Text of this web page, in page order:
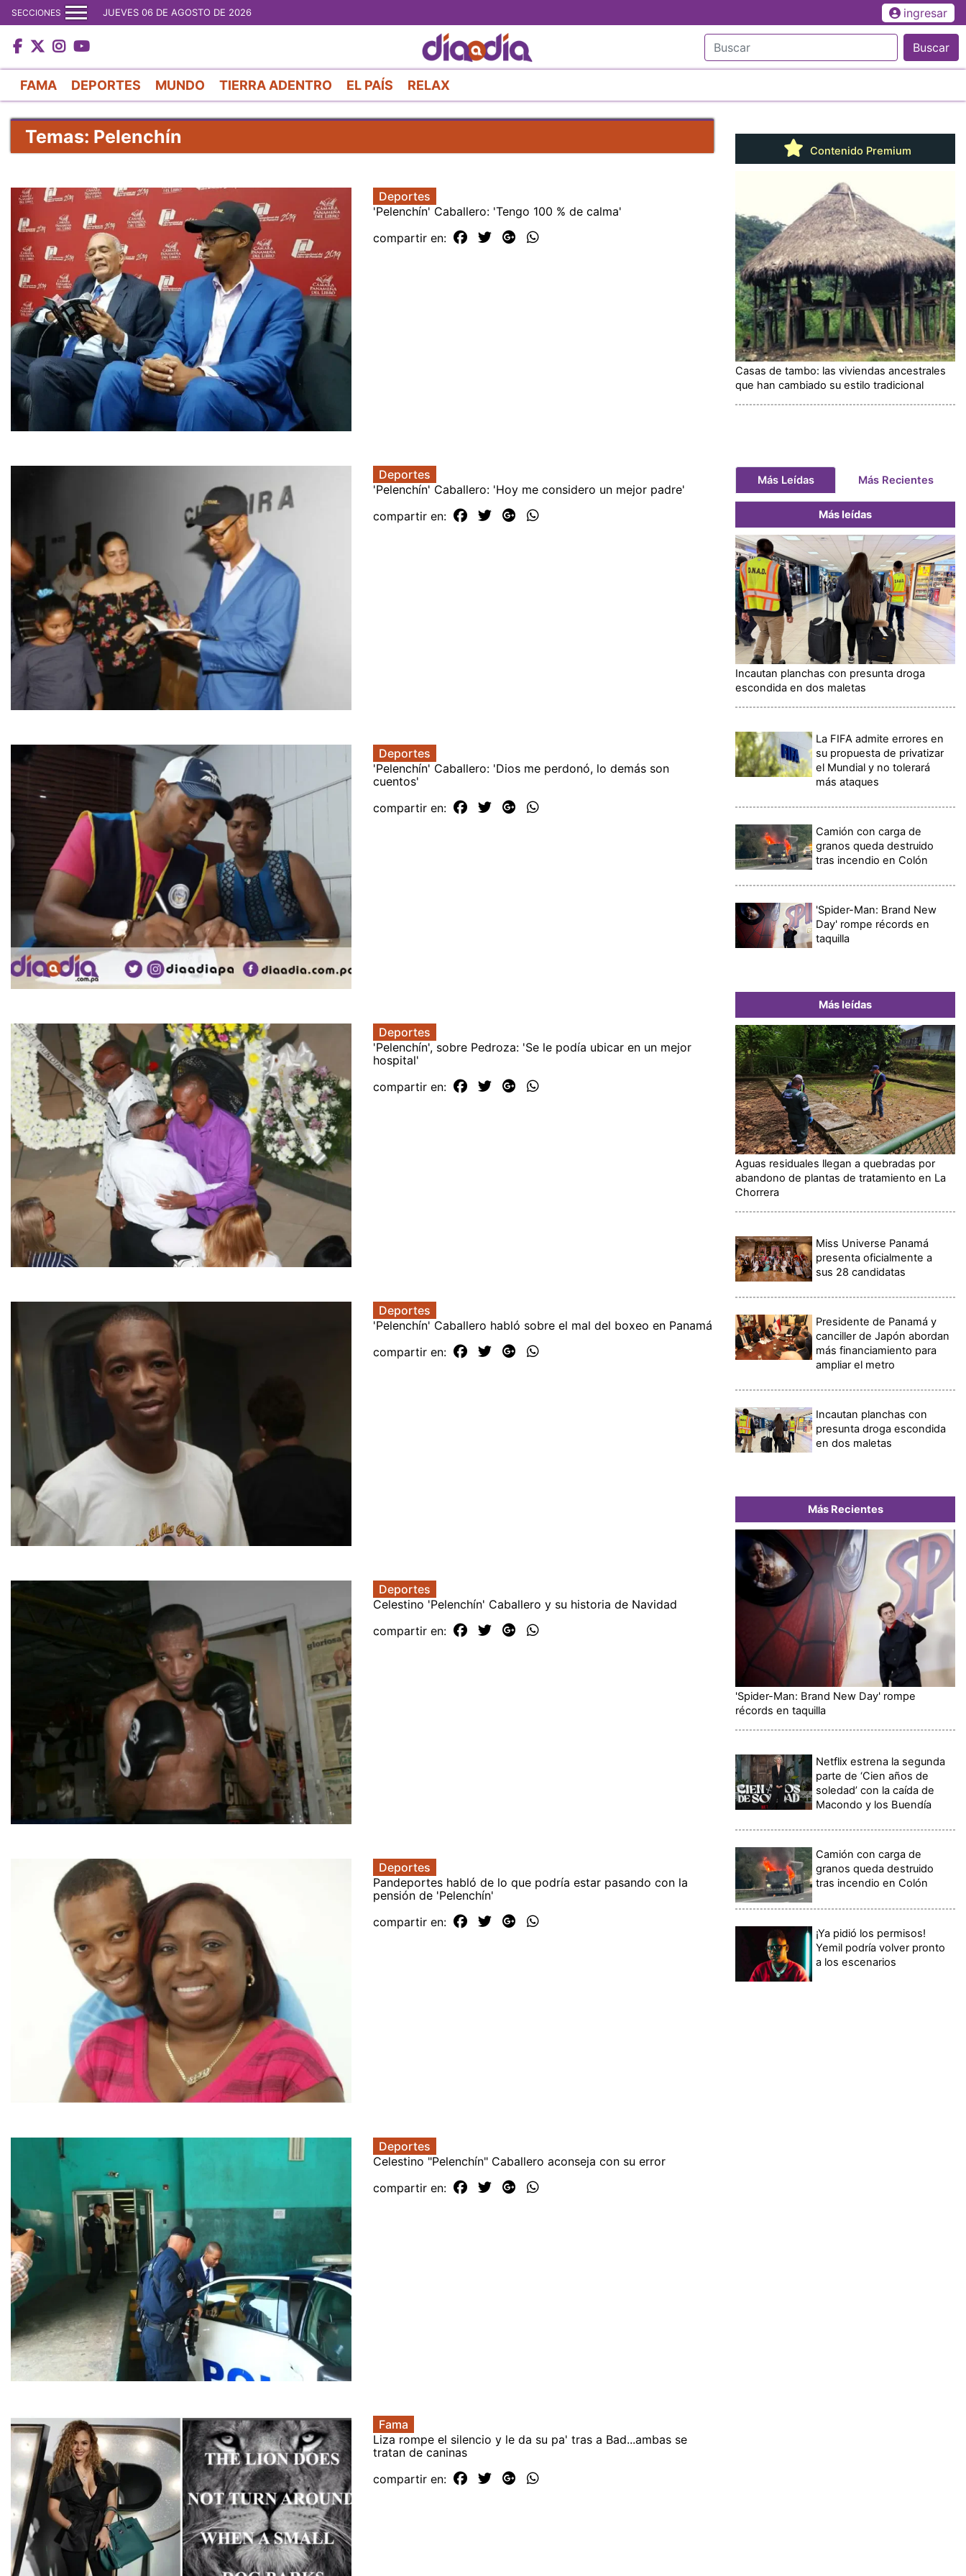
al
contenido
principal
SECCIONES JUEVES 06 DE AGOSTO DE 2026 ingresar
Buscar
FAMA DEPORTES MUNDO TIERRA ADENTRO EL PAÍS RELAX
Temas: Pelenchín
Deportes
'Pelenchín' Caballero: 'Tengo 100 % de calma'
compartir en:
Deportes
'Pelenchín' Caballero: 'Hoy me considero un mejor padre'
compartir en:
Deportes
'Pelenchín' Caballero: 'Dios me perdonó, lo demás son
cuentos'
compartir en:
Deportes
'Pelenchín', sobre Pedroza: 'Se le podía ubicar en un mejor
hospital'
compartir en:
Deportes
'Pelenchín' Caballero habló sobre el mal del boxeo en Panamá
compartir en:
Deportes
Celestino 'Pelenchín' Caballero y su historia de Navidad
compartir en:
Deportes
Pandeportes habló de lo que podría estar pasando con la
pensión de 'Pelenchín'
compartir en:
Deportes
Celestino "Pelenchín" Caballero aconseja con su error
compartir en:
Fama
Liza rompe el silencio y le da su pa' tras a Bad...ambas se
tratan de caninas
compartir en:
Contenido Premium
Casas de tambo: las viviendas ancestrales
que han cambiado su estilo tradicional
Más Leídas Más Recientes
Más leídas
Incautan planchas con presunta droga
escondida en dos maletas
La FIFA admite errores en
su propuesta de privatizar
el Mundial y no tolerará
más ataques
Camión con carga de
granos queda destruido
tras incendio en Colón
'Spider-Man: Brand New
Day' rompe récords en
taquilla
Más leídas
Aguas residuales llegan a quebradas por
abandono de plantas de tratamiento en La
Chorrera
Miss Universe Panamá
presenta oficialmente a
sus 28 candidatas
Presidente de Panamá y
canciller de Japón abordan
más financiamiento para
ampliar el metro
Incautan planchas con
presunta droga escondida
en dos maletas
Más Recientes
'Spider-Man: Brand New Day' rompe
récords en taquilla
Netflix estrena la segunda
parte de ‘Cien años de
soledad’ con la caída de
Macondo y los Buendía
Camión con carga de
granos queda destruido
tras incendio en Colón
¡Ya pidió los permisos!
Yemil podría volver pronto
a los escenarios